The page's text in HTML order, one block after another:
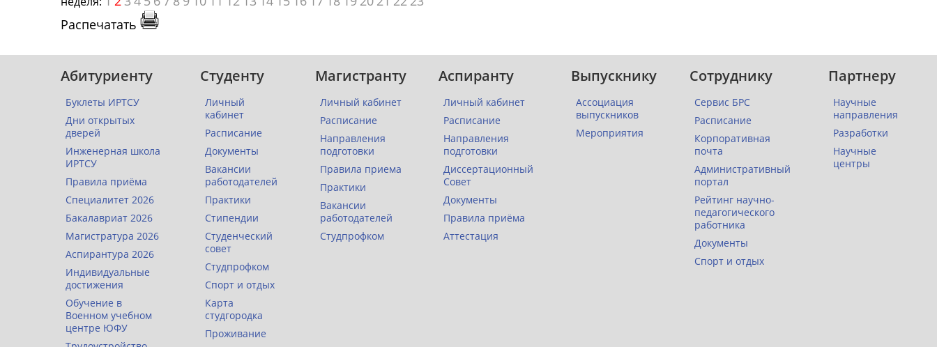
Распечатать
Абитуриенту
Буклеты ИРТСУ
Дни открытых
дверей
Инженерная школа
ИРТСУ
Правила приёма
Специалитет 2026
Бакалавриат 2026
Магистратура 2026
Аспирантура 2026
Индивидуальные
достижения
Обучение в
Военном учебном
центре ЮФУ
Студенту
Личный
кабинет
Расписание
Документы
Вакансии
работодателей
Практики
Стипендии
Студенческий
совет
Студпрофком
Спорт и отдых
Карта
студгородка
Проживание
Магистранту
Личный кабинет
Расписание
Направления
подготовки
Правила приема
Практики
Вакансии
работодателей
Студпрофком
Аспиранту
Личный кабинет
Расписание
Направления
подготовки
Диссертационный
Совет
Документы
Правила приёма
Аттестация
Выпускнику
Ассоциация
выпускников
Мероприятия
Сотруднику
Сервис БРС
Расписание
Корпоративная
почта
Административный
портал
Рейтинг научно-
педагогического
работника
Документы
Спорт и отдых
Партнеру
Научные
направления
Разработки
Научные
центры